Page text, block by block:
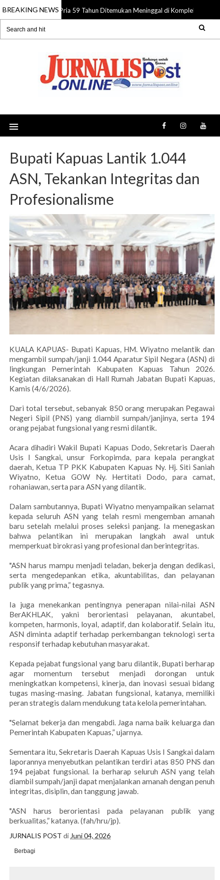
BREAKING NEWS
08 Aug 2026 Pria 59 Tahun Ditemukan Meninggal di Komplek Pasar
Bupati Kapuas Lantik 1.044
ASN, Tekankan Integritas dan
Profesionalisme
KUALA KAPUAS- Bupati Kapuas, HM. Wiyatno melantik dan
mengambil sumpah/janji 1.044 Aparatur Sipil Negara (ASN) di
lingkungan Pemerintah Kabupaten Kapuas Tahun 2026.
Kegiatan dilaksanakan di Hall Rumah Jabatan Bupati Kapuas,
Kamis (4/6/2026).
Dari total tersebut, sebanyak 850 orang merupakan Pegawai
Negeri Sipil (PNS) yang diambil sumpah/janjinya, serta 194
orang pejabat fungsional yang resmi dilantik.
Acara dihadiri Wakil Bupati Kapuas Dodo, Sekretaris Daerah
Usis I Sangkai, unsur Forkopimda, para kepala perangkat
daerah, Ketua TP PKK Kabupaten Kapuas Ny. Hj. Siti Saniah
Wiyatno, Ketua GOW Ny. Hertitati Dodo, para camat,
rohaniawan, serta para ASN yang dilantik.
Dalam sambutannya, Bupati Wiyatno menyampaikan selamat
kepada seluruh ASN yang telah resmi mengemban amanah
baru setelah melalui proses seleksi panjang. Ia menegaskan
bahwa pelantikan ini merupakan langkah awal untuk
memperkuat birokrasi yang profesional dan berintegritas.
"ASN harus mampu menjadi teladan, bekerja dengan dedikasi,
serta mengedepankan etika, akuntabilitas, dan pelayanan
publik yang prima,” tegasnya.
Ia juga menekankan pentingnya penerapan nilai-nilai ASN
BerAKHLAK, yakni berorientasi pelayanan, akuntabel,
kompeten, harmonis, loyal, adaptif, dan kolaboratif. Selain itu,
ASN diminta adaptif terhadap perkembangan teknologi serta
responsif terhadap kebutuhan masyarakat.
Kepada pejabat fungsional yang baru dilantik, Bupati berharap
agar momentum tersebut menjadi dorongan untuk
meningkatkan kompetensi, kinerja, dan inovasi sesuai bidang
tugas masing-masing. Jabatan fungsional, katanya, memiliki
peran strategis dalam mendukung tata kelola pemerintahan.
"Selamat bekerja dan mengabdi. Jaga nama baik keluarga dan
Pemerintah Kabupaten Kapuas,” ujarnya.
Sementara itu, Sekretaris Daerah Kapuas Usis I Sangkai dalam
laporannya menyebutkan pelantikan terdiri atas 850 PNS dan
194 pejabat fungsional. Ia berharap seluruh ASN yang telah
diambil sumpah/janji dapat menjalankan amanah dengan penuh
integritas, disiplin, dan tanggung jawab.
"ASN harus berorientasi pada pelayanan publik yang
berkualitas,” katanya. (fah/hru/jp).
JURNALIS POST di Juni 04, 2026
Berbagi